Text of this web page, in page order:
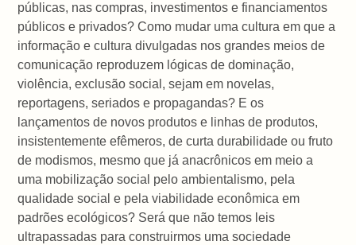
públicas, nas compras, investimentos e financiamentos
públicos e privados? Como mudar uma cultura em que a
informação e cultura divulgadas nos grandes meios de
comunicação reproduzem lógicas de dominação,
violência, exclusão social, sejam em novelas,
reportagens, seriados e propagandas? E os
lançamentos de novos produtos e linhas de produtos,
insistentemente efêmeros, de curta durabilidade ou fruto
de modismos, mesmo que já anacrônicos em meio a
uma mobilização social pelo ambientalismo, pela
qualidade social e pela viabilidade econômica em
padrões ecológicos? Será que não temos leis
ultrapassadas para construirmos uma sociedade